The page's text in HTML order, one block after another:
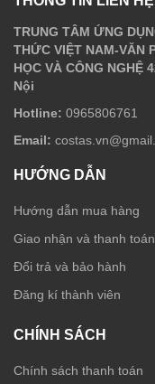
TRUNG TÂM ỨNG
THỨC VIỆT NAM-VĂN
HỌC VÀ CÔNG
Nội
Hotline: 0965806761
Email:
HƯỚNG DẪN
Hướng dẫn mua hàng
Giao nhận và thanh toán
Đổi trả và bảo hành
Đăng kí thành viên
CHÍNH SÁCH
Chính sách thanh toán